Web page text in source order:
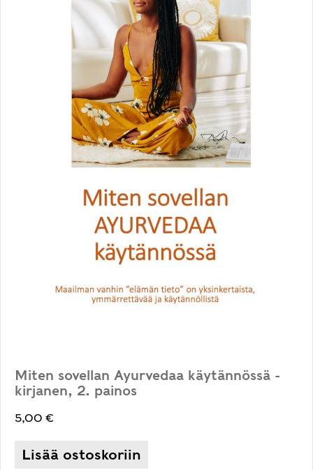
Miten sovellan Ayurvedaa käytännössä -
kirjanen, 2. painos
5,00 €
Lisää ostoskoriin